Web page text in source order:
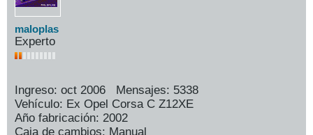
maloplas
Experto
Ingreso: oct 2006 Mensajes: 5338
Vehículo: Ex Opel Corsa C Z12XE
Año fabricación: 2002
Caja de cambios: Manual